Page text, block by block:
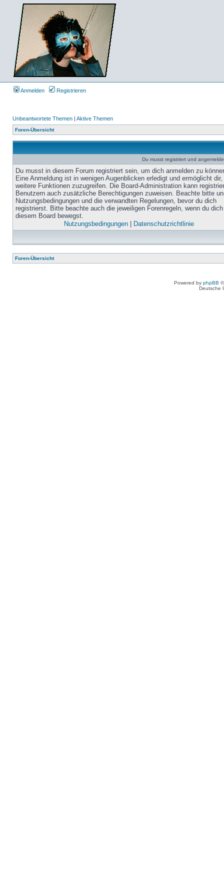
Anmelden Registrieren
Unbeantwortete Themen | Aktive Themen
Foren-Übersicht
Du musst registriert und
Du musst in diesem Forum registriert sein, um dich anmelden zu
Eine Anmeldung ist in wenigen Augenblicken erledigt und ermöglicht
weitere Funktionen zuzugreifen. Die Board-Administration kann
Benutzern auch zusätzliche Berechtigungen zuweisen. Beachte bitte
Nutzungsbedingungen und die verwandten Regelungen, bevor du dich
registrierst. Bitte beachte auch die jeweiligen Forenregeln, wenn du
diesem Board bewegst.
Nutzungsbedingungen| Datenschutzrichtlinie
Foren-Übersicht
Powered by phpBB
Deutsche